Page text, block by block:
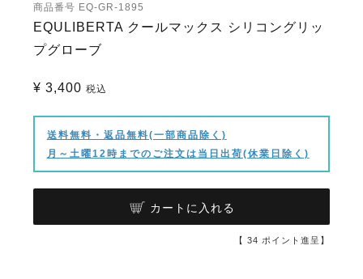
商品番号 EQ-GR-1895
EQULIBERTA クールマックス シリコングリッ
プグローブ
¥ 3,400 税込
送料無料・返品無料(一部商品除く)
月～土曜12時までのご注文は当日出荷(休業日除く)
カートに入れる
【 34 ポイント進呈】